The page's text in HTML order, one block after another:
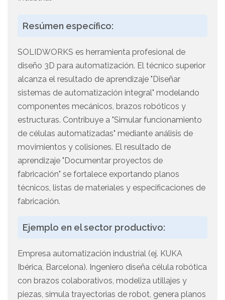
Resúmen específico:
SOLIDWORKS es herramienta profesional de
diseño 3D para automatización. El técnico superior
alcanza el resultado de aprendizaje "Diseñar
sistemas de automatización integral" modelando
componentes mecánicos, brazos robóticos y
estructuras. Contribuye a "Simular funcionamiento
de células automatizadas" mediante análisis de
movimientos y colisiones. El resultado de
aprendizaje "Documentar proyectos de
fabricación" se fortalece exportando planos
técnicos, listas de materiales y especificaciones de
fabricación.
Ejemplo en el sector productivo:
Empresa automatización industrial (ej. KUKA
Ibérica, Barcelona). Ingeniero diseña célula robótica
con brazos colaborativos, modeliza utillajes y
piezas, simula trayectorias de robot, genera planos